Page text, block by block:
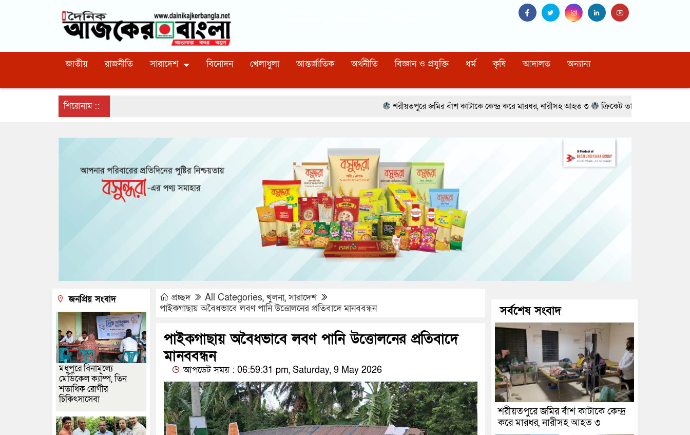
জাতীয় রাজনীতি সারাদেশ বিনোদন খেলাধুলা আন্তর্জাতিক অর্থনীতি বিজ্ঞান ও প্রযুক্তি ধর্ম কৃষি আদালত অন্যান্য
শিরোনাম :: শরীয়তপুরে জমির বাঁশ কাটাকে কেন্দ্র করে মারধর, নারীসহ আহত ৩ ক্রিকেট তারকার সঙ্গে অভিনেত্রীর প্রেমের গুঞ্জন
প্রচ্ছদ All Categories, খুলনা,সারাদেশ
পাইকগাছায় অবৈধভাবে লবণ পানি উত্তোলনের প্রতিবাদে মানববন্ধন
পাইকগাছায় অবৈধভাবে লবণ পানি উত্তোলনের প্রতিবাদে
মানববন্ধন
আপডেট সময় : 06:59:31 pm, Saturday, 9 May 2026
জনপ্রিয় সংবাদ
মধুপুরে বিনামূল্যে
মেডিকেল ক্যাম্প, তিন
শতাধিক রোগীর
চিকিৎসাসেবা
সর্বশেষ সংবাদ
শরীয়তপুরে জমির বাঁশ কাটাকে কেন্দ্র
করে মারধর, নারীসহ আহত ৩